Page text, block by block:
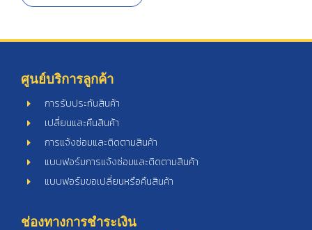
ศูนย์บริการลูกค้า
การรับประกันสินค้า
เปลี่ยนและคืนสินค้า
การแจ้งซ่อมและติดตามสินค้า
แบบฟอร์มการแจ้งซ่อมและติดตามสินค้า
แบบฟอร์มขอเปลี่ยนหรือคืนสินค้า
ช่องทางการชำระเงิน